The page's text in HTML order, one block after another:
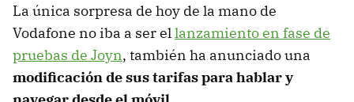
La única sorpresa de hoy de la mano de
Vodafone no iba a ser ellanzamiento en fase de
pruebas de Joyn, también ha anunciado una
modificación de sus tarifas para hablar y